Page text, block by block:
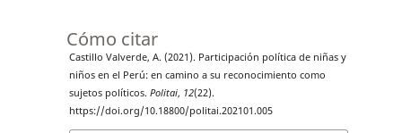
Cómo citar
Castillo Valverde, A. (2021). Participación política de niñas y
niños en el Perú: en camino a su reconocimiento como
sujetos políticos. Politai, 12(22).
https://doi.org/10.18800/politai.202101.005